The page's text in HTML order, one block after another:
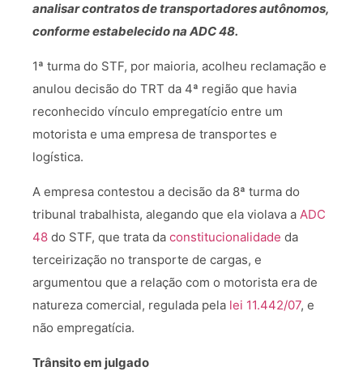
analisar contratos de transportadores autônomos,
conforme estabelecido na ADC 48.
1ª turma do STF, por maioria, acolheu reclamação e
anulou decisão do TRT da 4ª região que havia
reconhecido vínculo empregatício entre um
motorista e uma empresa de transportes e
logística.
A empresa contestou a decisão da 8ª turma do
tribunal trabalhista, alegando que ela violava a ADC
48 do STF, que trata da constitucionalidade da
terceirização no transporte de cargas, e
argumentou que a relação com o motorista era de
natureza comercial, regulada pela lei 11.442/07, e
não empregatícia.
Trânsito em julgado